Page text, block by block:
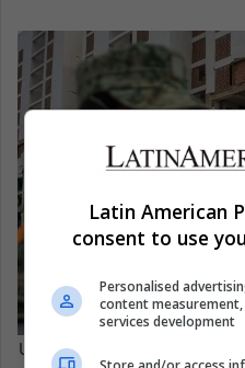
Un rescatista reacciona
Latin American
consent to use
Personalised
content
services development